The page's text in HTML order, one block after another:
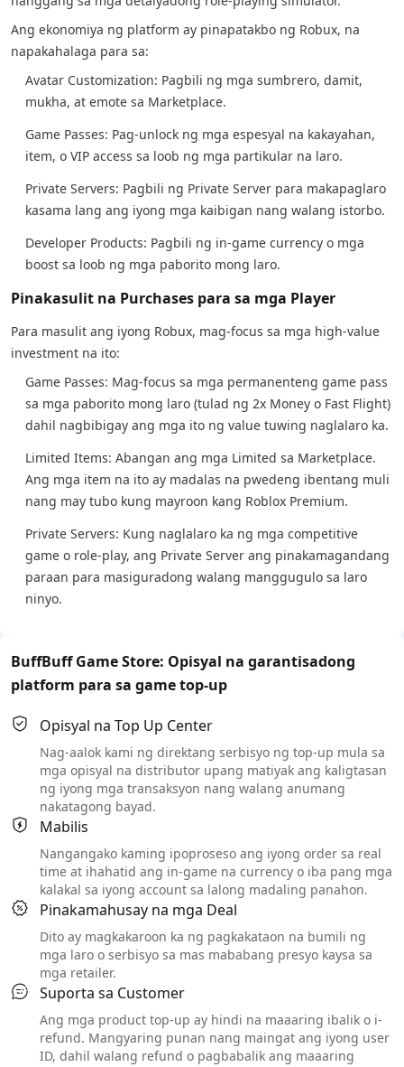
Ang ekonomiya ng platform ay pinapatakbo ng Robux, na
napakahalaga para sa:
Avatar Customization: Pagbili ng mga sumbrero, damit,
mukha, at emote sa Marketplace.
Game Passes: Pag-unlock ng mga espesyal na kakayahan,
item, o VIP access sa loob ng mga partikular na laro.
Private Servers: Pagbili ng Private Server para makapaglaro
kasama lang ang iyong mga kaibigan nang walang istorbo.
Developer Products: Pagbili ng in-game currency o mga
boost sa loob ng mga paborito mong laro.
Pinakasulit na Purchases para sa mga Player
Para masulit ang iyong Robux, mag-focus sa mga high-value
investment na ito:
Game Passes: Mag-focus sa mga permanenteng game pass
sa mga paborito mong laro (tulad ng 2x Money o Fast Flight)
dahil nagbibigay ang mga ito ng value tuwing naglalaro ka.
Limited Items: Abangan ang mga Limited sa Marketplace.
Ang mga item na ito ay madalas na pwedeng ibentang muli
nang may tubo kung mayroon kang Roblox Premium.
Private Servers: Kung naglalaro ka ng mga competitive
game o role-play, ang Private Server ang pinakamagandang
paraan para masiguradong walang manggugulo sa laro
ninyo.
BuffBuff Game Store: Opisyal na garantisadong
platform para sa game top-up
Opisyal na Top Up Center
Nag-aalok kami ng direktang serbisyo ng top-up mula sa
mga opisyal na distributor upang matiyak ang kaligtasan
ng iyong mga transaksyon nang walang anumang
nakatagong bayad.
Mabilis
Nangangako kaming ipoproseso ang iyong order sa real
time at ihahatid ang in-game na currency o iba pang mga
kalakal sa iyong account sa lalong madaling panahon.
Pinakamahusay na mga Deal
Dito ay magkakaroon ka ng pagkakataon na bumili ng
mga laro o serbisyo sa mas mababang presyo kaysa sa
mga retailer.
Suporta sa Customer
Ang mga product top-up ay hindi na maaaring ibalik o i-
refund. Mangyaring punan nang maingat ang iyong user
ID, dahil walang refund o pagbabalik ang maaaring